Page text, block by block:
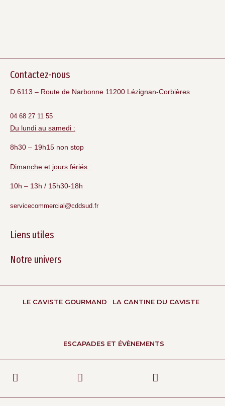
Contactez-nous
D 6113 – Route de Narbonne 11200 Lézignan-Corbières
04 68 27 11 55
Du lundi au samedi :
8h30 – 19h15 non stop
Dimanche et jours fériés :
10h – 13h / 15h30-18h
servicecommercial@cddsud.fr
Liens utiles
Notre univers
LE CAVISTE GOURMAND LA CANTINE DU CAVISTE
ESCAPADES ET ÉVÈNEMENTS